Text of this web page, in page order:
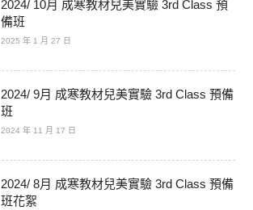
2024/ 10月 成寒教材兒美實驗 3rd Class 預
備班
2025 年 1 月 27 日
2024/ 9月 成寒教材兒美實驗 3rd Class 預備
班
2024 年 11 月 17 日
2024/ 8月 成寒教材兒美實驗 3rd Class 預備
班花絮